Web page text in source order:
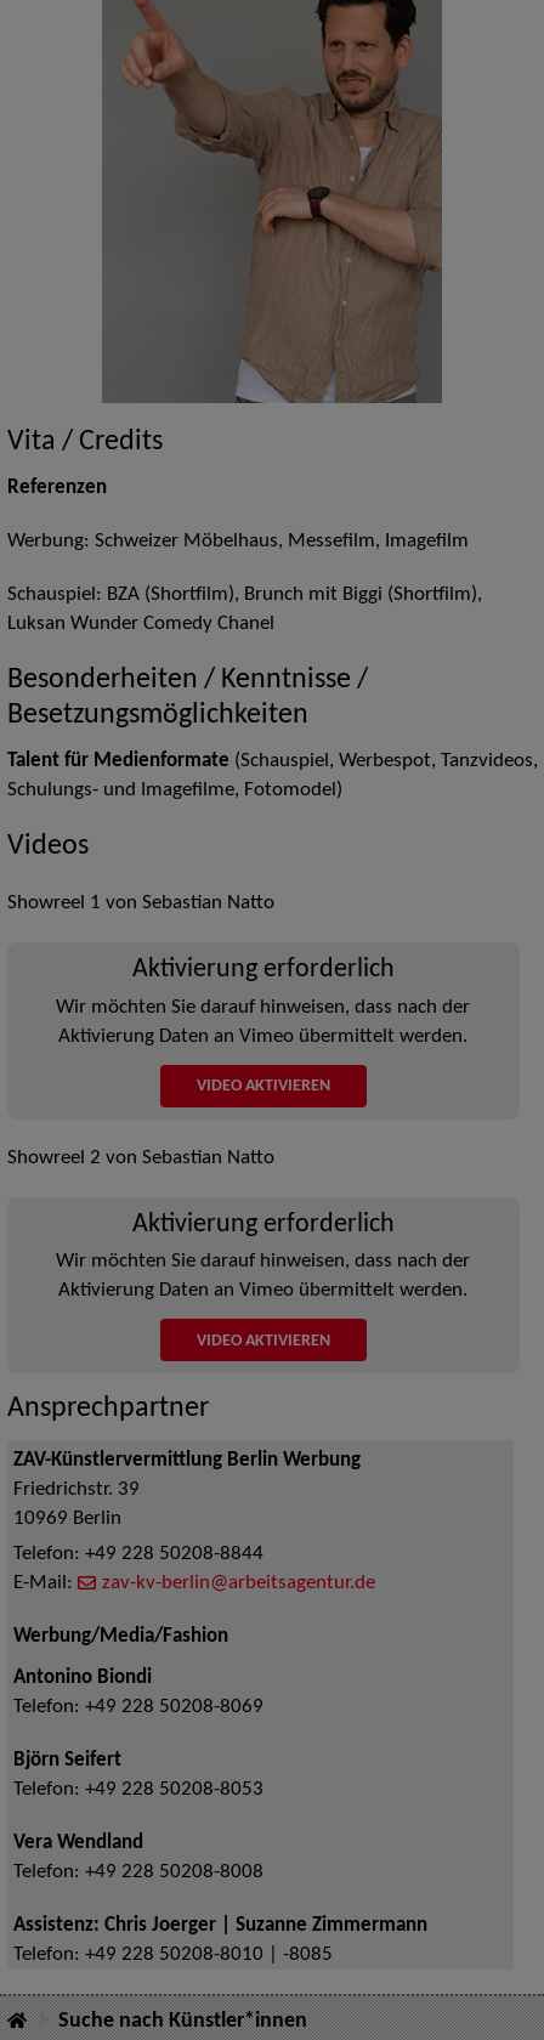
Vita / Credits
Referenzen
Werbung: Schweizer Möbelhaus, Messefilm, Imagefilm
Schauspiel: BZA (Shortfilm), Brunch mit Biggi (Shortfilm),
Luksan Wunder Comedy Chanel
Besonderheiten / Kenntnisse /
Besetzungsmöglichkeiten
Talent für Medienformate (Schauspiel, Werbespot, Tanzvideos,
Schulungs- und Imagefilme, Fotomodel)
Videos
Showreel 1 von Sebastian Natto
Aktivierung erforderlich
Wir möchten Sie darauf hinweisen, dass nach der
Aktivierung Daten an Vimeo übermittelt werden.
VIDEO AKTIVIEREN
Showreel 2 von Sebastian Natto
Aktivierung erforderlich
Wir möchten Sie darauf hinweisen, dass nach der
Aktivierung Daten an Vimeo übermittelt werden.
VIDEO AKTIVIEREN
Ansprechpartner
ZAV-Künstlervermittlung Berlin Werbung
Friedrichstr. 39
10969 Berlin
Telefon: +49 228 50208-8844
E-Mail:
zav-kv-berlin@arbeitsagentur.de
Werbung/Media/Fashion
Antonino Biondi
Telefon: +49 228 50208-8069
Björn Seifert
Telefon: +49 228 50208-8053
Vera Wendland
Telefon: +49 228 50208-8008
Assistenz: Chris Joerger | Suzanne Zimmermann
Telefon: +49 228 50208-8010 | -8085
Suche nach Künstler*innen